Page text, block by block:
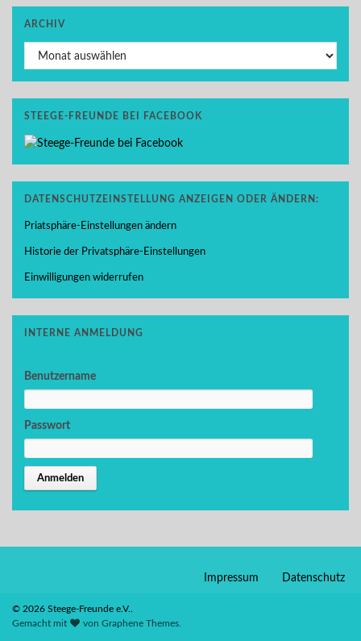
ARCHIV
Archiv
STEEGE-FREUNDE BEI FACEBOOK
DATENSCHUTZEINSTELLUNG ANZEIGEN ODER ÄNDERN:
Priatsphäre-Einstellungen ändern
Historie der Privatsphäre-Einstellungen
Einwilligungen widerrufen
INTERNE ANMELDUNG
Benutzername
Passwort
Impressum Datenschutz
© 2026 Steege-Freunde e.V..
Gemacht mit
vonGraphene Themes